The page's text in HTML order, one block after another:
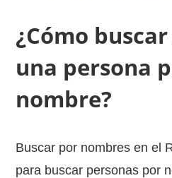
¿Cómo
una persona
nombre?
Buscar por nombres en el
para buscar personas por